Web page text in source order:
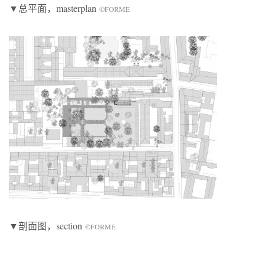
▼总平面，masterplan ©FORME
▼剖面图，section ©FORME